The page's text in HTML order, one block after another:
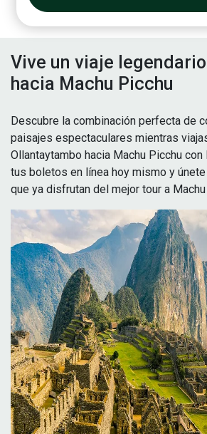
Vive un viaje
hacia Machu Picchu
Descubre la combinación perfecta de
paisajes espectaculares mientras
Ollantaytambo hacia Machu Picchu con
tus boletos en línea hoy mismo y
que ya disfrutan del mejor tour a